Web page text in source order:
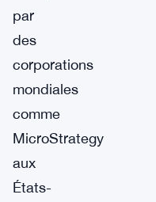
par
des
corporations
mondiales
comme
MicroStrategy
aux
États-